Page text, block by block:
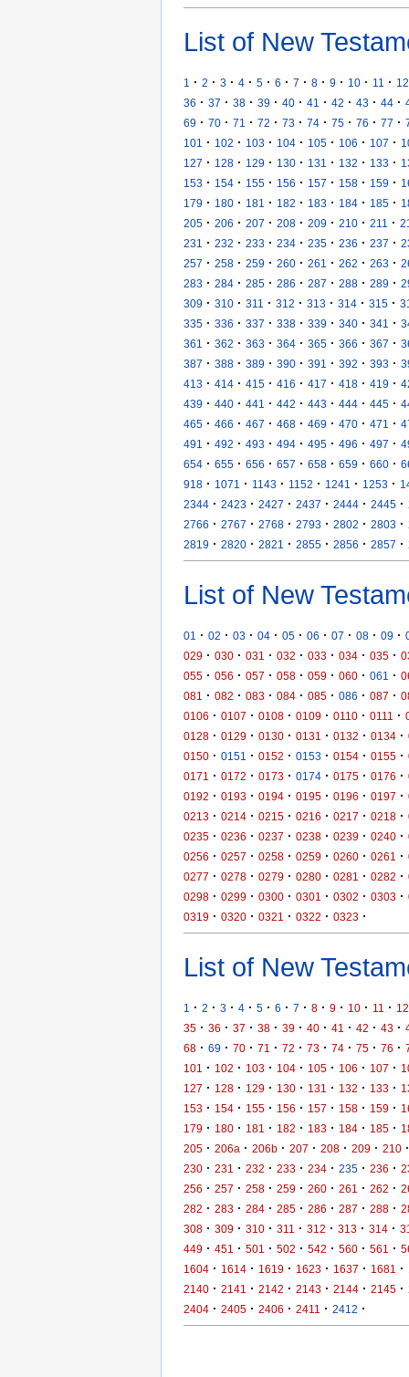
List of New
1 · 2 · 3 · 4 · 5 · 6 · 7 · 8 · 9 · 10 · 11 · 12
36 · 37 · 38 · 39 · 40 · 41 · 42 · 43 · 44 ·
69 · 70 · 71 · 72 · 73 · 74 · 75 · 76 · 77 ·
101
· 102 · 103 · 104 · 105 · 106 · 107 ·
127 · 128 · 129 · 130 · 131 · 132 · 133 ·
153 · 154 · 155 · 156 · 157 · 158 · 159 ·
179 · 180 · 181 · 182 · 183 · 184 · 185 ·
205 · 206 · 207 · 208 · 209 · 210 · 211 ·
231
· 232 · 233 · 234 · 235 · 236 · 237 ·
257 · 258 · 259 · 260 · 261 · 262 · 263 ·
283 · 284 · 285 · 286 · 287 · 288 · 289 ·
309 · 310 · 311 · 312 · 313 · 314 · 315 ·
335 · 336 · 337 · 338 · 339 · 340 · 341 ·
361
· 362 · 363 · 364 · 365 · 366 · 367 ·
387 · 388 · 389 · 390 · 391 · 392 · 393 ·
413 · 414 · 415 · 416 · 417 · 418 · 419 ·
439 · 440 · 441 · 442 · 443 · 444 · 445 ·
465 · 466 · 467 · 468 · 469 · 470 · 471 ·
491
· 492 · 493 · 494 · 495 · 496 · 497 ·
654 · 655 · 656 · 657 · 658 · 659 · 660 ·
918 · 1071 · 1143 · 1152 · 1241 · 1253 ·
2344 · 2423 · 2427 · 2437 · 2444 · 2445 ·
2766 · 2767 · 2768 · 2793 · 2802 · 2803 ·
2819 · 2820 · 2821 · 2855 · 2856 · 2857 ·
List of New
01 · 02 · 03 · 04 · 05 · 06 · 07 · 08 · 09 ·
029 · 030 · 031 · 032 · 033 · 034 · 035 ·
055 · 056 · 057 · 058 · 059 · 060 · 061 ·
081
· 082 · 083 · 084 · 085 · 086 · 087 ·
0106 · 0107 · 0108 · 0109 · 0110 · 0111 ·
0128 · 0129 · 0130 · 0131 · 0132 · 0134 ·
0150 · 0151 · 0152 · 0153 · 0154 · 0155 ·
0171
· 0172 · 0173 · 0174 · 0175 · 0176 ·
0192 · 0193 · 0194 · 0195 · 0196 · 0197 ·
0213 · 0214 · 0215 · 0216 · 0217 · 0218 ·
0235 · 0236 · 0237 · 0238 · 0239 · 0240 ·
0256 · 0257 · 0258 · 0259 · 0260 · 0261 ·
0277 · 0278 · 0279 · 0280 · 0281 · 0282 ·
0298 · 0299 · 0300 · 0301 · 0302 · 0303 ·
0319 · 0320 · 0321 · 0322 · 0323 ·
List of New
1 · 2 · 3 · 4 · 5 · 6 · 7 · 8 · 9 · 10 · 11 · 12
35 · 36 · 37 · 38 · 39 · 40 · 41 · 42 · 43 ·
68 · 69 · 70 · 71 · 72 · 73 · 74 · 75 · 76 ·
101
· 102 · 103 · 104 · 105 · 106 · 107 ·
127 · 128 · 129 · 130 · 131 · 132 · 133 ·
153 · 154 · 155 · 156 · 157 · 158 · 159 ·
179 · 180 · 181 · 182 · 183 · 184 · 185 ·
205 · 206a · 206b · 207 · 208 · 209 · 210 ·
230 · 231 · 232 · 233 · 234 · 235 · 236 ·
256 · 257 · 258 · 259 · 260 · 261 · 262 ·
282 · 283 · 284 · 285 · 286 · 287 · 288 ·
308 · 309 · 310 · 311 · 312 · 313 · 314 ·
449 · 451 · 501 · 502 · 542 · 560 · 561 ·
1604 · 1614 · 1619 · 1623 · 1637 · 1681 ·
2140 · 2141 · 2142 · 2143 · 2144 · 2145 ·
2404 · 2405 · 2406 · 2411 · 2412 ·